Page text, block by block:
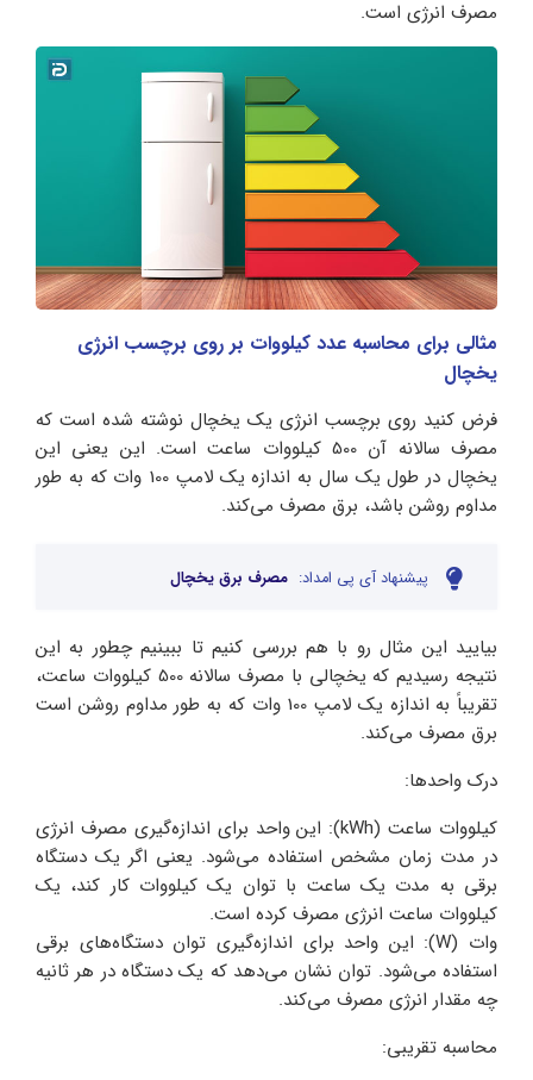
مصرف انرژی است.
مثالی برای محاسبه عدد کیلووات بر روی برچسب انرژی
یخچال
فرض کنید روی برچسب انرژی یک یخچال نوشته شده است که
مصرف سالانه آن 500 کیلووات ساعت است. این یعنی این
یخچال در طول یک سال به اندازه یک لامپ 100 وات که به طور
مداوم روشن باشد، برق مصرف می‌کند.
پیشنهاد آی پی امداد: مصرف برق یخچال
بیایید این مثال رو با هم بررسی کنیم تا ببینیم چطور به این
نتیجه رسیدیم که یخچالی با مصرف سالانه 500 کیلووات ساعت،
تقریباً به اندازه یک لامپ 100 وات که به طور مداوم روشن است
برق مصرف می‌کند.
درک واحدها:
کیلووات ساعت (kWh): این واحد برای اندازه‌گیری مصرف انرژی
در مدت زمان مشخص استفاده می‌شود. یعنی اگر یک دستگاه
برقی به مدت یک ساعت با توان یک کیلووات کار کند، یک
کیلووات ساعت انرژی مصرف کرده است.
وات (W): این واحد برای اندازه‌گیری توان دستگاه‌های برقی
استفاده می‌شود. توان نشان می‌دهد که یک دستگاه در هر ثانیه
چه مقدار انرژی مصرف می‌کند.
محاسبه تقریبی: